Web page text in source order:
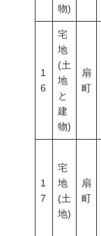
物)
1
6
宅
地
(土
地
と
建
物)
扇
町
1
7
宅
地
(土
地)
扇
町